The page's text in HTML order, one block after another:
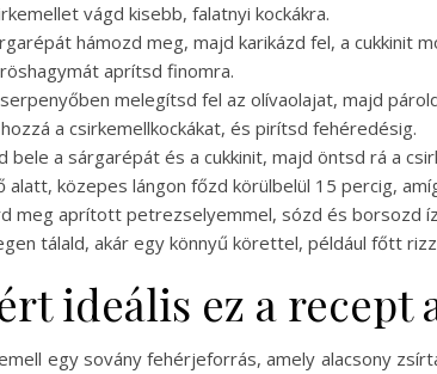
vágd kisebb, falatnyi kockákra.
hámozd meg, majd karikázd fel, a cukkinit
aprítsd finomra.
melegítsd fel az olívaolajat, majd
a csirkemellkockákat, és pirítsd fehéredésig.
bele a sárgarépát és a cukkinit, majd öntsd rá a
alatt, közepes lángon főzd körülbelül 15 percig,
meg aprított petrezselyemmel, sózd és borsozd
tálald, akár egy könnyű körettel, például főtt
ideális ez a recept
egy sovány fehérjeforrás, amely alacsony